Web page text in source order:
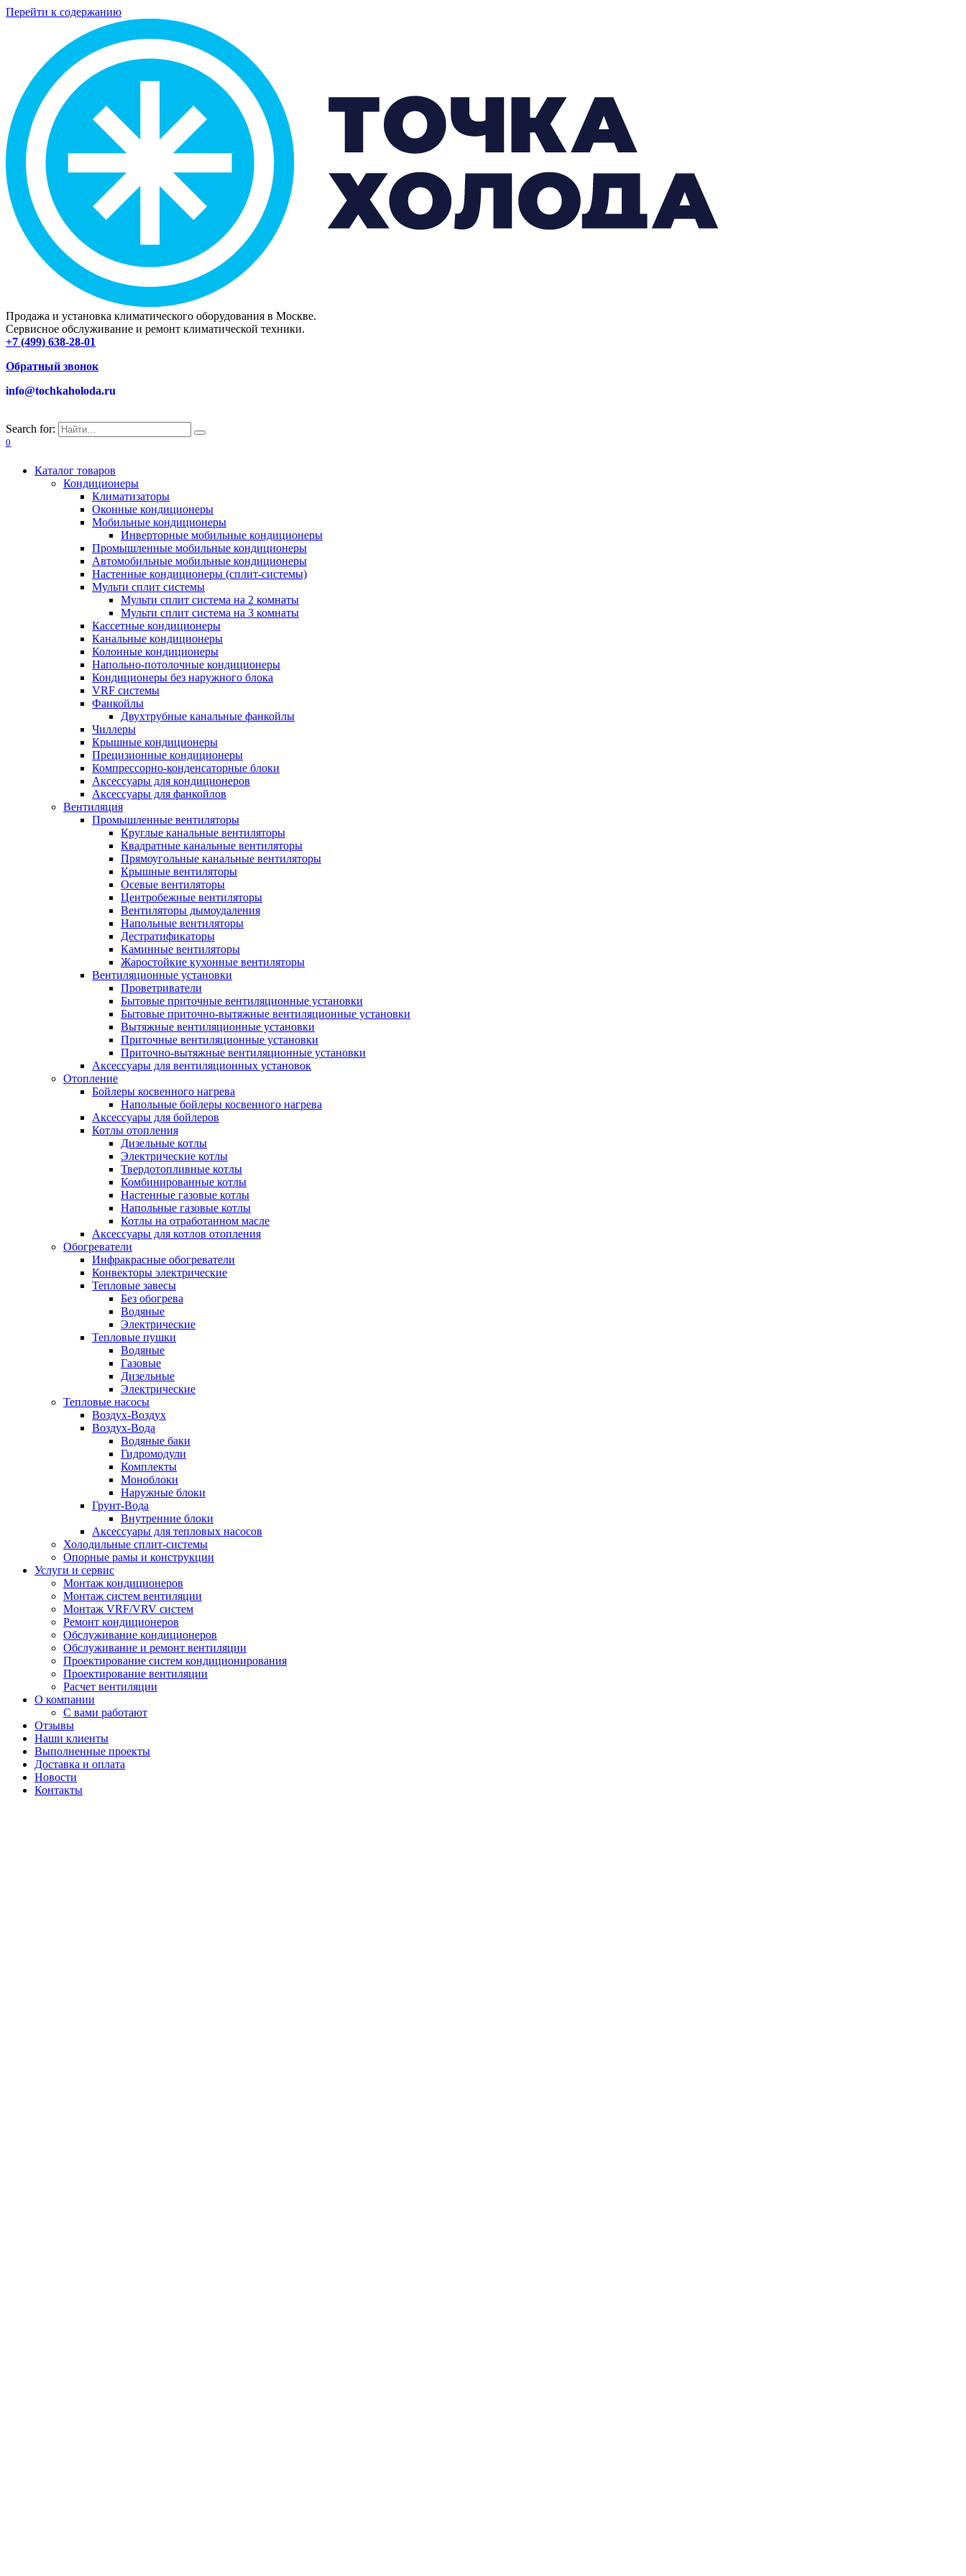
Перейти к содержанию
Продажа и установка климатического оборудования в Москве.
Сервисное обслуживание и ремонт климатической техники.
+7 (499) 638-28-01
Обратный звонок
info@tochkaholoda.ru
Search for:
0
Каталог товаров
Кондиционеры
Климатизаторы
Оконные кондиционеры
Мобильные кондиционеры
Инверторные мобильные кондиционеры
Промышленные мобильные кондиционеры
Автомобильные мобильные кондиционеры
Настенные кондиционеры (сплит-системы)
Мульти сплит системы
Мульти сплит система на 2 комнаты
Мульти сплит система на 3 комнаты
Кассетные кондиционеры
Канальные кондиционеры
Колонные кондиционеры
Напольно-потолочные кондиционеры
Кондиционеры без наружного блока
VRF системы
Фанкойлы
Двухтрубные канальные фанкойлы
Чиллеры
Крышные кондиционеры
Прецизионные кондиционеры
Компрессорно-конденсаторные блоки
Аксессуары для кондиционеров
Аксессуары для фанкойлов
Вентиляция
Промышленные вентиляторы
Круглые канальные вентиляторы
Квадратные канальные вентиляторы
Прямоугольные канальные вентиляторы
Крышные вентиляторы
Осевые вентиляторы
Центробежные вентиляторы
Вентиляторы дымоудаления
Напольные вентиляторы
Дестратификаторы
Каминные вентиляторы
Жаростойкие кухонные вентиляторы
Вентиляционные установки
Проветриватели
Бытовые приточные вентиляционные установки
Бытовые приточно-вытяжные вентиляционные установки
Вытяжные вентиляционные установки
Приточные вентиляционные установки
Приточно-вытяжные вентиляционные установки
Аксессуары для вентиляционных установок
Отопление
Бойлеры косвенного нагрева
Напольные бойлеры косвенного нагрева
Аксессуары для бойлеров
Котлы отопления
Дизельные котлы
Электрические котлы
Твердотопливные котлы
Комбинированные котлы
Настенные газовые котлы
Напольные газовые котлы
Котлы на отработанном масле
Аксессуары для котлов отопления
Обогреватели
Инфракрасные обогреватели
Конвекторы электрические
Тепловые завесы
Без обогрева
Водяные
Электрические
Тепловые пушки
Водяные
Газовые
Дизельные
Электрические
Тепловые насосы
Воздух-Воздух
Воздух-Вода
Водяные баки
Гидромодули
Комплекты
Моноблоки
Наружные блоки
Грунт-Вода
Внутренние блоки
Аксессуары для тепловых насосов
Холодильные сплит-системы
Опорные рамы и конструкции
Услуги и сервис
Монтаж кондиционеров
Монтаж систем вентиляции
Монтаж VRF/VRV систем
Ремонт кондиционеров
Обслуживание кондиционеров
Обслуживание и ремонт вентиляции
Проектирование систем кондиционирования
Проектирование вентиляции
Расчет вентиляции
О компании
С вами работают
Отзывы
Наши клиенты
Выполненные проекты
Доставка и оплата
Новости
Контакты